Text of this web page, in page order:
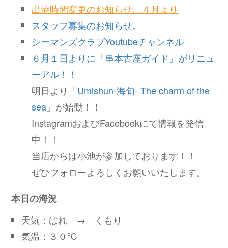
出港時間変更のお知らせ。４月より
スタッフ募集のお知らせ。
シーマンズクラブYoutubeチャンネル
６月１日よりに「串本古座ガイド」がリニュ
ーアル！！
明日より「Umishun-海旬- The charm of the
sea 」が始動！！
InstagramおよびFacebookにて情報を発信
中！！
当店からは小池が参加しております！！
ぜひフォローよろしくお願いいたします。
本日の海況
天気：はれ → くもり
気温：３０℃